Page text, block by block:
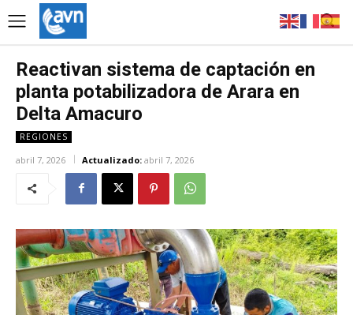
Reactivan sistema de captación en
planta potabilizadora de Arara en
Delta Amacuro
REGIONES
abril 7, 2026 Actualizado: abril 7, 2026